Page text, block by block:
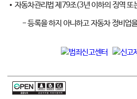
자동차관리법 제79조(3년 이하의 징역 또
- 등록을 하지 아니하고 자동차 정비업